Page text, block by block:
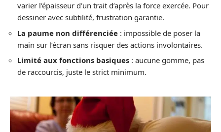
varier l’épaisseur d’un trait d’après la force exercée. Pour
dessiner avec subtilité, frustration garantie.
La paume non différenciée : impossible de poser la
main sur l’écran sans risquer des actions involontaires.
Limité aux fonctions basiques : aucune gomme, pas
de raccourcis, juste le strict minimum.